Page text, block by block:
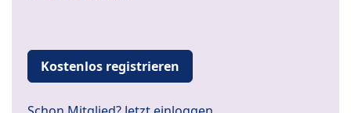
Kostenlos registrieren